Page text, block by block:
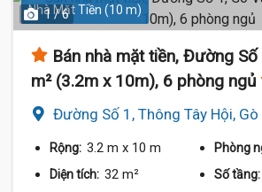
Nhà Mặt Tiền (10 m)
1 / 6
Bán nhà mặt tiền, Đường
m² (3.2m x 10m), 6 phòng ngủ
Đường Số 1, Thông Tây Hội, Gò
Rộng: 3.2 m x 10 m Phòng
Diện tích: 32 m² Số tầng: